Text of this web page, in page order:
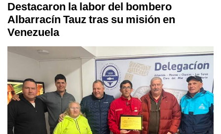
Destacaron la labor del bombero
Albarracín Tauz tras su misión en
Venezuela